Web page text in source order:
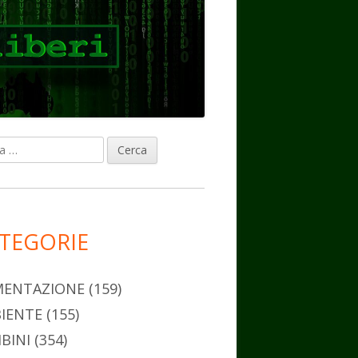
(159)
(155)
(354)